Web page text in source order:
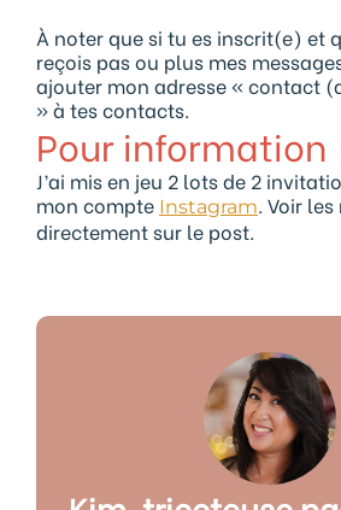
À noter que si tu es inscrit(e) et
reçois pas ou plus mes
ajouter mon adresse « contact
» à tes contacts.
Pour information
J’ai mis en jeu 2 lots de 2
mon compte Instagram. Voir
directement sur le post.